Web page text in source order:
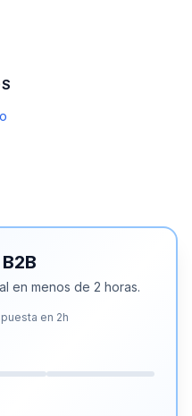
en menos de 2 horas.
en 2h